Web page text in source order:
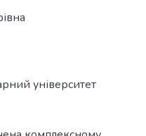
університет